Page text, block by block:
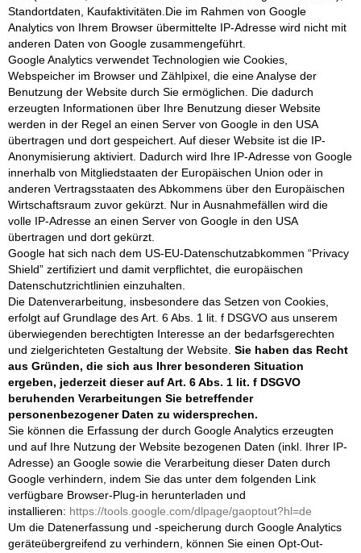
Standortdaten, Kaufaktivitäten.Die im Rahmen von Google
Analytics von Ihrem Browser übermittelte IP-Adresse wird nicht mit
anderen Daten von Google zusammengeführt.
Google Analytics verwendet Technologien wie Cookies,
Webspeicher im Browser und Zählpixel, die eine Analyse der
Benutzung der Website durch Sie ermöglichen. Die dadurch
erzeugten Informationen über Ihre Benutzung dieser Website
werden in der Regel an einen Server von Google in den USA
übertragen und dort gespeichert. Auf dieser Website ist die IP-
Anonymisierung aktiviert. Dadurch wird Ihre IP-Adresse von Google
innerhalb von Mitgliedstaaten der Europäischen Union oder in
anderen Vertragsstaaten des Abkommens über den Europäischen
Wirtschaftsraum zuvor gekürzt. Nur in Ausnahmefällen wird die
volle IP-Adresse an einen Server von Google in den USA
übertragen und dort gekürzt.
Google hat sich nach dem US-EU-Datenschutzabkommen “Privacy
Shield” zertifiziert und damit verpflichtet, die europäischen
Datenschutzrichtlinien einzuhalten.
Die Datenverarbeitung, insbesondere das Setzen von Cookies,
erfolgt auf Grundlage des Art. 6 Abs. 1 lit. f DSGVO aus unserem
überwiegenden berechtigten Interesse an der bedarfsgerechten
und zielgerichteten Gestaltung der Website. Sie haben das Recht
aus Gründen, die sich aus Ihrer besonderen Situation
ergeben, jederzeit dieser auf Art. 6 Abs. 1 lit. f DSGVO
beruhenden Verarbeitungen Sie betreffender
personenbezogener Daten zu widersprechen.
Sie können die Erfassung der durch Google Analytics erzeugten
und auf Ihre Nutzung der Website bezogenen Daten (inkl. Ihrer IP-
Adresse) an Google sowie die Verarbeitung dieser Daten durch
Google verhindern, indem Sie das unter dem folgenden Link
verfügbare Browser-Plug-in herunterladen und
installieren: https://tools.google.com/dlpage/gaoptout?hl=de
Um die Datenerfassung und -speicherung durch Google Analytics
geräteübergreifend zu verhindern, können Sie einen Opt-Out-